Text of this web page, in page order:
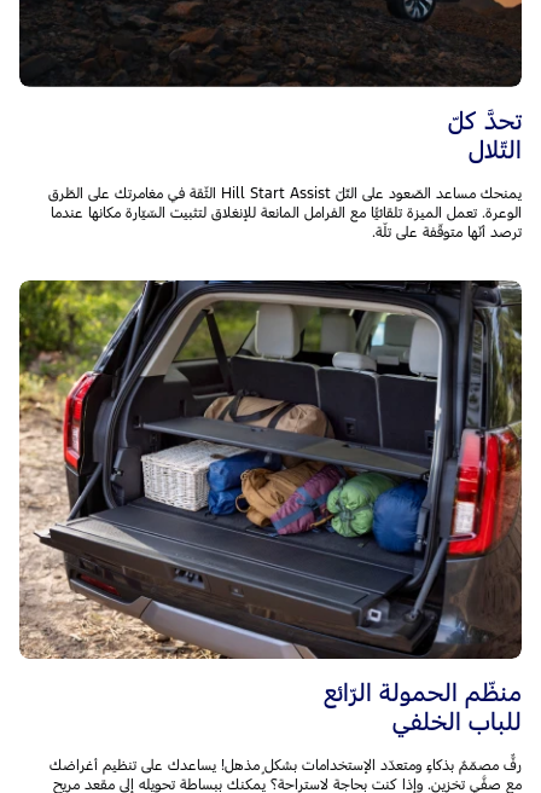
تحدَّ كلّ
التّلال
يمنحك مساعد الصّعود على التّلّ Hill Start Assist الثّقة في مغامرتك على الطّرق
الوعرة. تعمل الميزة تلقائيًّا مع الفرامل المانعة للإنغلاق لتثبيت السّيّارة مكانها عندما
ترصد أنّها متوقّفة على تلّة.
منظّم الحمولة الرّائع
للباب الخلفي
رفٌّ مصمّمٌ بذكاءٍ ومتعدّد الإستخدامات بشكلٍ مذهل! يساعدك على تنظيم أغراضك
مع صفَّي تخزين. وإذا كنت بحاجة لاستراحة؟ يمكنك ببساطة تحويله إلى مقعد مريح